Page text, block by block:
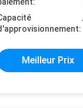
Meilleur Prix